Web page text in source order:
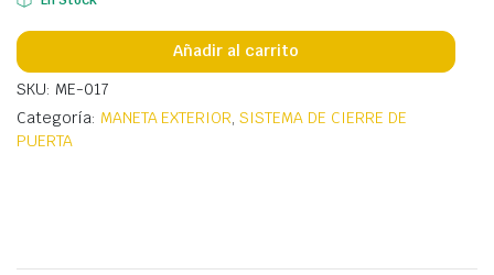
Añadir al carrito
SKU: ME-017
Categoría: MANETA EXTERIOR,SISTEMA DE CIERRE DE
PUERTA